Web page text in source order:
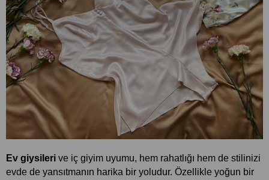
Ev giysileri ve iç giyim uyumu, hem rahatlığı hem de stilinizi
evde de yansıtmanın harika bir yoludur. Özellikle yoğun bir